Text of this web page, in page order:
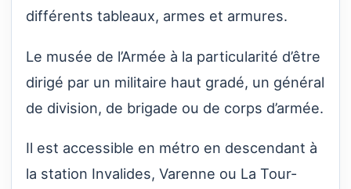
différents tableaux, armes et armures.
Le musée de l’Armée à la particularité d’être
dirigé par un militaire haut gradé, un général
de division, de brigade ou de corps d’armée.
Il est accessible en métro en descendant à
la station Invalides, Varenne ou La Tour-